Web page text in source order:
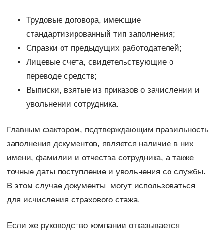
Трудовые договора, имеющие
стандартизированный тип заполнения;
Справки от предыдущих работодателей;
Лицевые счета, свидетельствующие о
переводе средств;
Выписки, взятые из приказов о зачислении и
увольнении сотрудника.
Главным фактором, подтверждающим правильность
заполнения документов, является наличие в них
имени, фамилии и отчества сотрудника, а также
точные даты поступление и увольнения со службы.
В этом случае документы могут использоваться
для исчисления страхового стажа.
Если же руководство компании отказывается